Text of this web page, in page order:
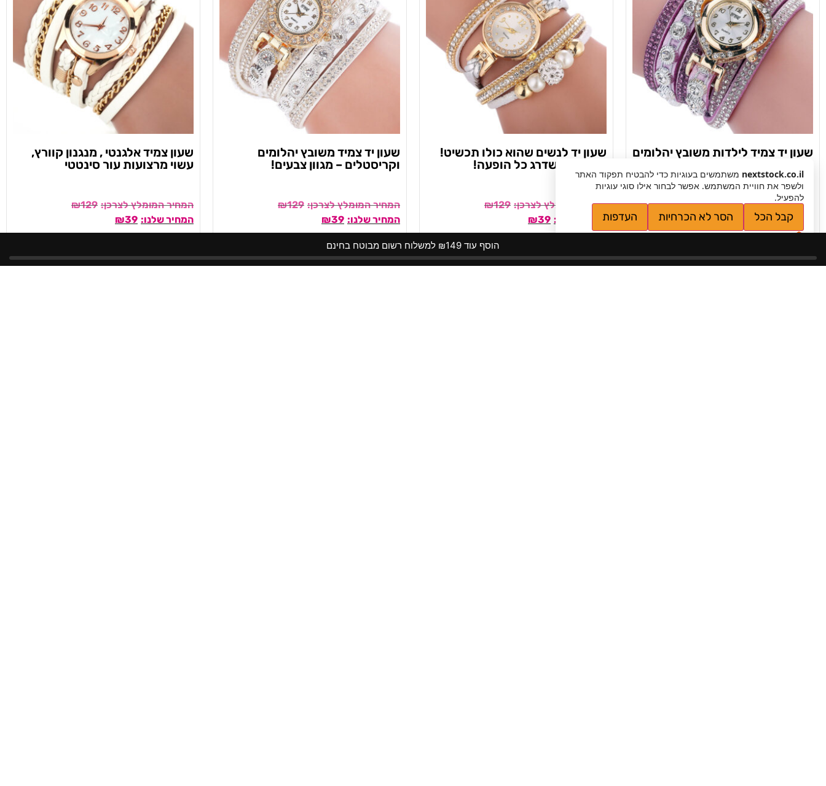
שעון יד צמיד לילדות משובץ יהלומים
₪149
₪49.90
מידע נוסף
שעון יד לנשים שהוא כולו תכשיט!
מתאים ומשדרג כל הופעה!
₪129
₪39
מידע נוסף
שעון יד צמיד משובץ יהלומים
וקריסטלים – מגוון צבעים!
₪129
₪39
מידע נוסף
שעון צמיד אלגנטי , מנגנון קוורץ,
עשוי מרצועות עור סינטטי
₪129
₪39
מידע נוסף
nextstock.co.il משתמשים בעוגיות כדי להבטיח תפקוד האתר
ולשפר את חוויית המשתמש. אפשר לבחור אילו סוגי עוגיות
להפעיל.
קבל הכל הסר לא הכרחיות העדפות
הוסף עוד ₪149 למשלוח רשום מבוטח בחינם